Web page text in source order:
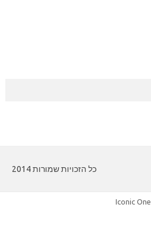
כל הזכויות שמורות 2014
Iconic One